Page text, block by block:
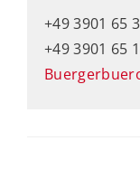
+49 3901 65
+49 3901 65